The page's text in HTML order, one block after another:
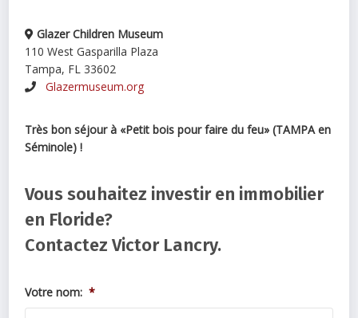
Glazer Children Museum
110 West Gasparilla Plaza
Tampa, FL 33602
Glazermuseum.org
Très bon séjour à «Petit bois pour faire du feu» (TAMPA en
Séminole) !
Vous souhaitez investir en immobilier
en Floride?
Contactez Victor Lancry.
Votre nom: *